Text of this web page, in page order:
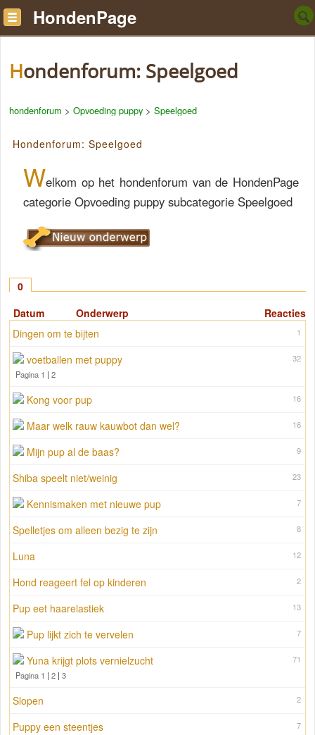
HondenPage
Hondenforum: Speelgoed
hondenforum > Opvoeding puppy > Speelgoed
Hondenforum: Speelgoed
Welkom op het hondenforum van de HondenPage
categorie Opvoeding puppy subcategorie Speelgoed
0
Reacties
Datum Onderwerp
1
Dingen om te bijten
32
voetballen met puppy
Pagina 1 | 2
16
Kong voor pup
16
Maar welk rauw kauwbot dan wel?
9
Mijn pup al de baas?
23
Shiba speelt niet/weinig
7
Kennismaken met nieuwe pup
8
Spelletjes om alleen bezig te zijn
12
Luna
2
Hond reageert fel op kinderen
13
Pup eet haarelastiek
7
Pup lijkt zich te vervelen
71
Yuna krijgt plots vernielzucht
Pagina 1 | 2 | 3
2
Slopen
7
Puppy een steentjes